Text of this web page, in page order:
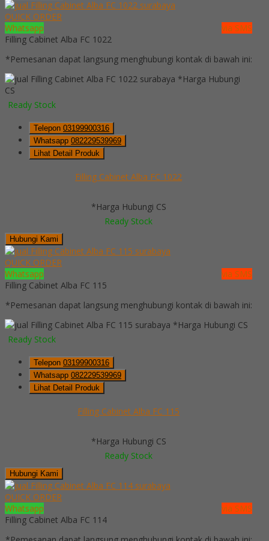
QUICK ORDER
Whatsapp
via SMS
Filling Cabinet Alba FC 1022
*Pemesanan dapat langsung menghubungi kontak di bawah ini:
*Harga Hubungi
CS
Ready Stock
Telepon 03199900316
Whatsapp 082229539969
Lihat Detail Produk
Filling Cabinet Alba FC 1022
*Harga Hubungi CS
Ready Stock
Hubungi Kami
QUICK ORDER
Whatsapp
via SMS
Filling Cabinet Alba FC 115
*Pemesanan dapat langsung menghubungi kontak di bawah ini:
*Harga Hubungi CS
Ready Stock
Telepon 03199900316
Whatsapp 082229539969
Lihat Detail Produk
Filling Cabinet Alba FC 115
*Harga Hubungi CS
Ready Stock
Hubungi Kami
QUICK ORDER
Whatsapp
via SMS
Filling Cabinet Alba FC 114